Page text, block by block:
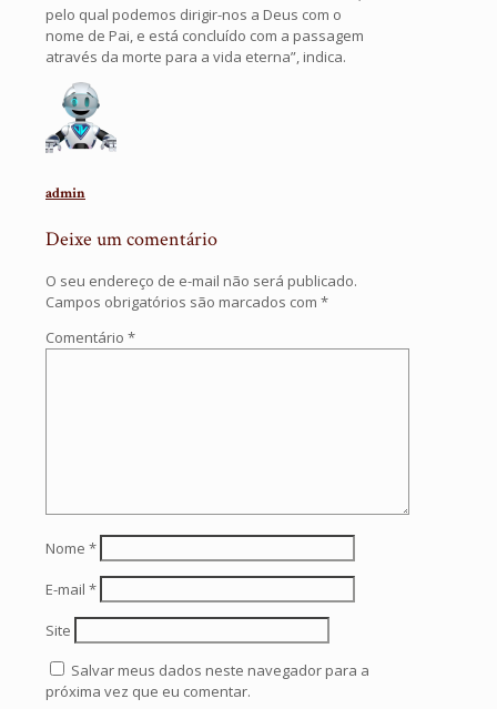
pelo qual podemos dirigir-nos a Deus com o
nome de Pai, e está concluído com a passagem
através da morte para a vida eterna”, indica.
admin
Deixe um comentário
O seu endereço de e-mail não será publicado.
Campos obrigatórios são marcados com *
Comentário *
Nome *
E-mail *
Site
Salvar meus dados neste navegador para a
próxima vez que eu comentar.